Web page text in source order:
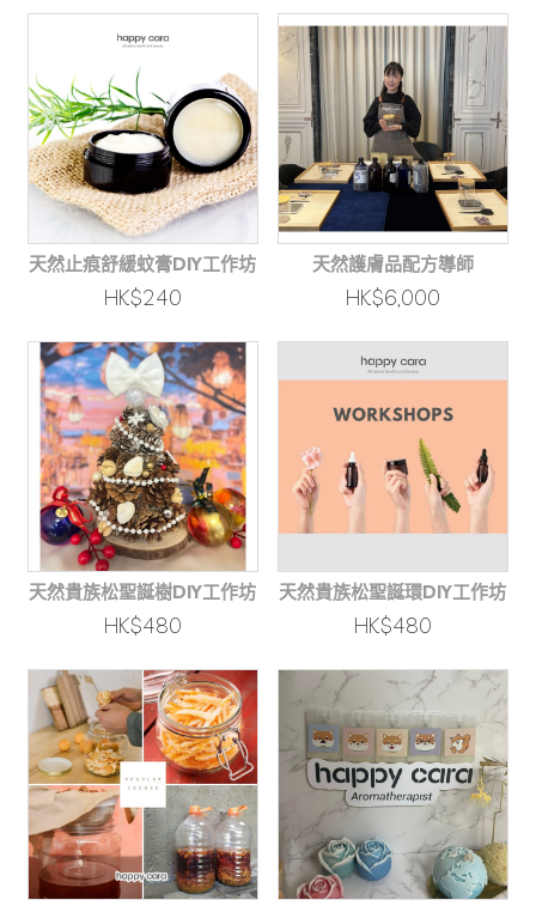
天然止痕舒緩蚊膏DIY工作坊
HK$240
天然護膚品配方導師
HK$6,000
天然貴族松聖誕樹DIY工作坊
HK$480
天然貴族松聖誕環DIY工作坊
HK$480